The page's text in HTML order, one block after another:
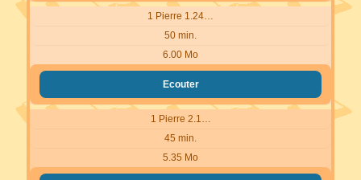
1 Pierre 1.24…
50 min.
6.00 Mo
Ecouter
1 Pierre 2.1…
45 min.
5.35 Mo